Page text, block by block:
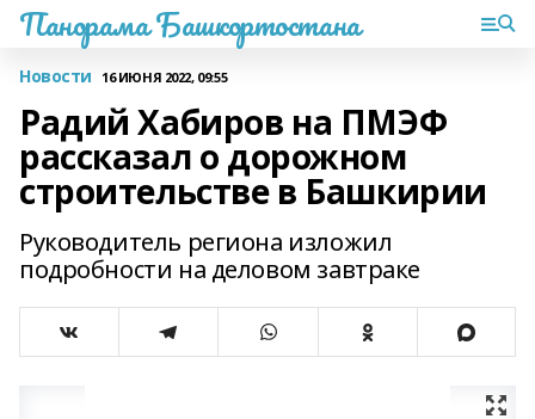
Панорама Башкортостана
Новости 16 ИЮНЯ 2022, 09:55
Радий Хабиров на ПМЭФ
рассказал о дорожном
строительстве в Башкирии
Руководитель региона изложил
подробности на деловом завтраке